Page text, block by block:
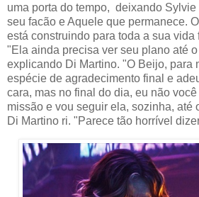
uma porta do tempo, deixando
seu facão e Aquele que permanece.
está construindo para toda a sua vida
"Ela ainda precisa ver seu plano até
explicando Di Martino. "O Beijo, para
espécie de agradecimento final e
cara, mas no final do dia, eu não
missão e vou seguir ela, sozinha, até
Di Martino ri. "Parece tão horrível